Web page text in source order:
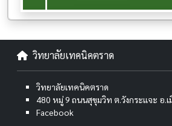
วิทยาลัยเทคนิคตราด
วิทยาลัยเทคนิคตราด
480 หมู่ 9 ถนนสุขุมวิท ต.วังกระแจะ อ.เ
Facebook